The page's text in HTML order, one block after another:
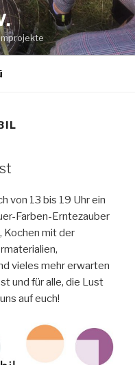
von 13 bis 19 Uhr ein
Farben-Erntezauber
Kochen mit der
vieles mehr erwarten
und für alle, die Lust
auf euch!